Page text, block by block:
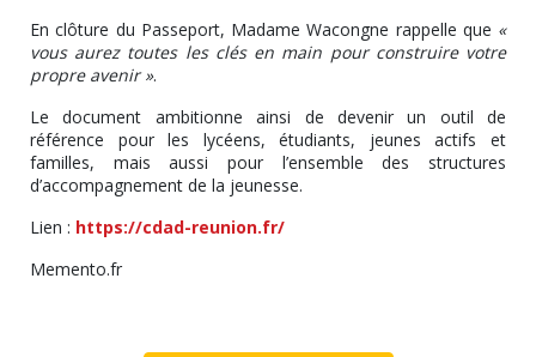
En clôture du Passeport, Madame Wacongne rappelle que «
vous aurez toutes les clés en main pour construire votre
propre avenir ».
Le document ambitionne ainsi de devenir un outil de
référence pour les lycéens, étudiants, jeunes actifs et
familles, mais aussi pour l’ensemble des structures
d’accompagnement de la jeunesse.
Lien : https://cdad-reunion.fr/
Memento.fr